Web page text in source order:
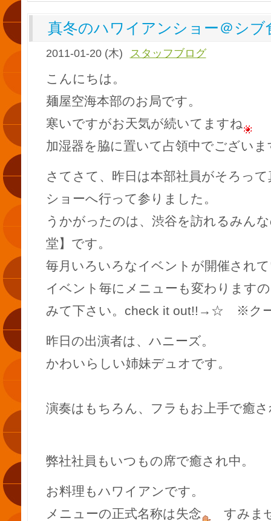
真冬のハワイアンショー＠シブ
2011-01-20 (木) スタッフブログ
こんにちは。
麺屋空海本部のお局です。
寒いですがお天気が続いてますね
加湿器を脇に置いて占領中でございま
さてさて、昨日は本部社員がそろっ
ショーへ行って参りました。
うかがったのは、渋谷を訪れるみん
堂】です。
毎月いろいろなイベントが開催され
イベント毎にメニューも変わります
みて下さい。check it out!!→☆ ※ク
昨日の出演者は、ハニーズ。
かわいらしい姉妹デュオです。
演奏はもちろん、フラもお上手で癒
弊社社員もいつもの席で癒され中。
お料理もハワイアンです。
メニューの正式名称は失念
すみま